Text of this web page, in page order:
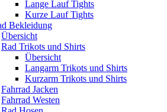
Lange Lauf Tights
Kurze Lauf Tights
Bekleidung
Übersicht
Rad Trikots und Shirts
Übersicht
Langarm Trikots und Shirts
Kurzarm Trikots und Shirts
Fahrrad Jacken
Fahrrad Westen